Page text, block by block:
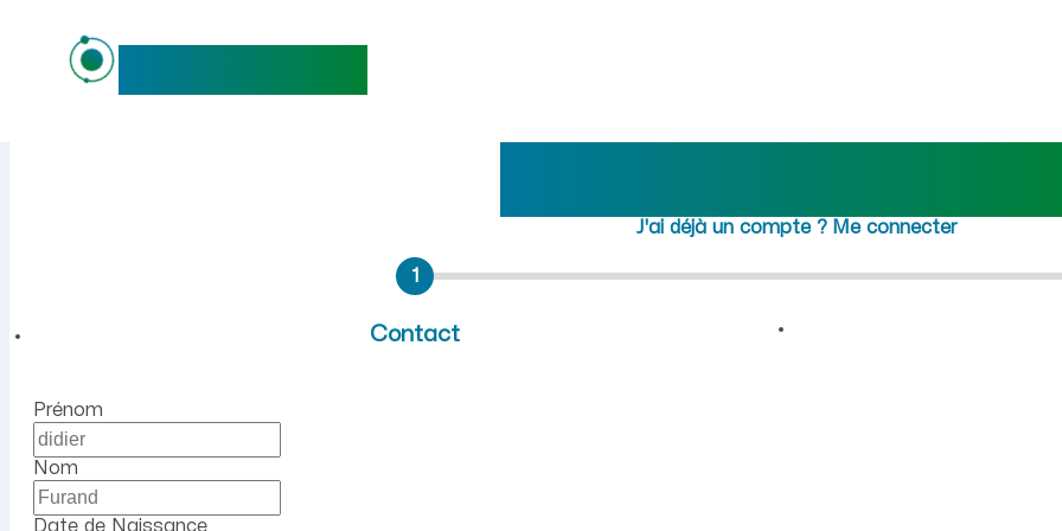
Emploi à Chevresis-Monceau (Aisne) : recrutement
Rejoindre maideoàChevresis-
J'ai déjà un compte ? Me connecter
1
Contact
Prénom
Nom
Date de Naissance